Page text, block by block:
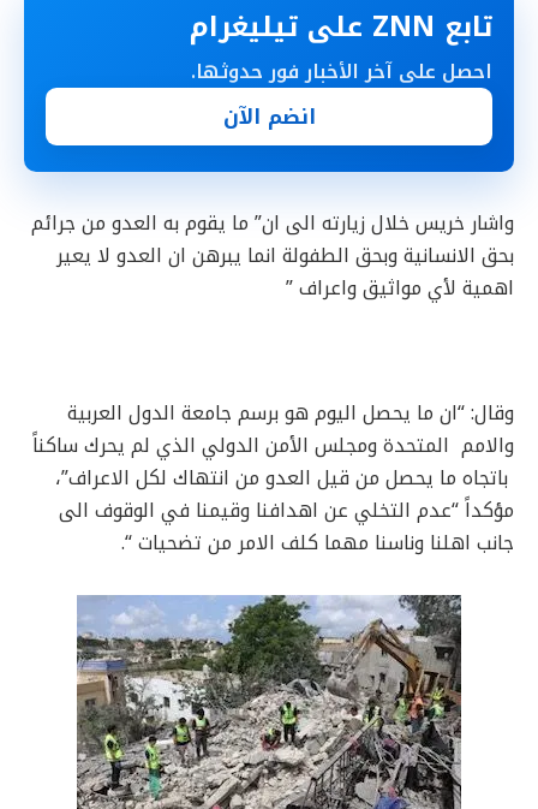
تابع ZNN على تيليغرام
احصل على آخر الأخبار فور حدوثها.
انضم الآن
واشار خريس خلال زيارته الى ان” ما يقوم به العدو من جرائم
بحق الانسانية وبحق الطفولة انما يبرهن ان العدو لا يعير
اهمية لأي مواثيق واعراف ”
وقال: “ان ما يحصل اليوم هو برسم جامعة الدول العربية
والامم المتحدة ومجلس الأمن الدولي الذي لم يحرك ساكناً
باتجاه ما يحصل من قيل العدو من انتهاك لكل الاعراف”،
مؤكداً “عدم التخلي عن اهدافنا وقيمنا في الوقوف الى
جانب اهلنا وناسنا مهما كلف الامر من تضحيات “.